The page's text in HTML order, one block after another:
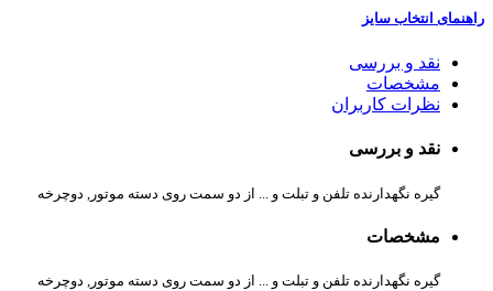
راهنمای انتخاب سایز
نقد و بررسی
مشخصات
نظرات کاربران
نقد و بررسی
گیره نگهدارنده تلفن و تبلت و ... از دو سمت روی دسته موتور, دوچرخه
مشخصات
گیره نگهدارنده تلفن و تبلت و ... از دو سمت روی دسته موتور, دوچرخه